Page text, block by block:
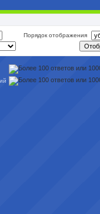
Порядок отображения